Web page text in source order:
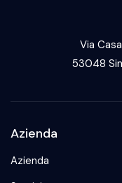
Via
53048
Azienda
Azienda